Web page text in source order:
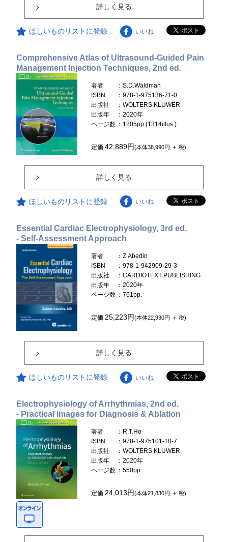
詳しく見る
ほしいものリストに登録 いいね
Comprehensive Atlas of Ultrasound-Guided Pain
Management Injection Techniques, 2nd ed.
著者
：S.D.Waldman
ISBN
：978-1-975136-71-0
出版社
：WOLTERS KLUWER
出版年
：2020年
ページ数 ：1205pp.(1314illus.)
定価42,889円(本体38,990円 ＋ 税)
詳しく見る
ほしいものリストに登録 いいね
Essential Cardiac Electrophysiology, 3rd ed.
- Self-Assessment Approach
著者
：Z.Abedin
ISBN
：978-1-942909-29-3
出版社
：CARDIOTEXT PUBLISHING
出版年
：2020年
ページ数 ：761pp.
定価 25,223円(本体22,930円 ＋ 税)
詳しく見る
ほしいものリストに登録 いいね
Electrophysiology of Arrhythmias, 2nd ed.
- Practical Images for Diagnosis & Ablation
著者
：R.T.Ho
ISBN
：978-1-975101-10-7
出版社
：WOLTERS KLUWER
出版年
：2020年
ページ数 ：550pp.
定価24,013円(本体21,830円 ＋ 税)